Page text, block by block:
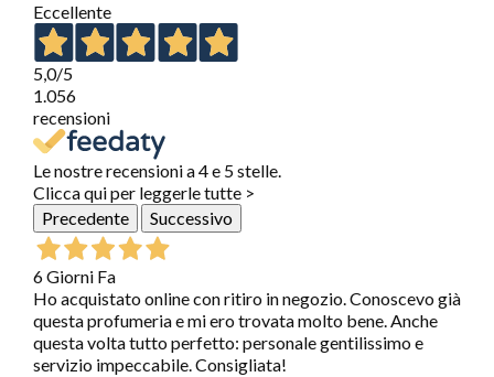
Eccellente
5,0/5
1.056
recensioni
Le nostre recensioni a 4 e 5 stelle.
Clicca qui per leggerle tutte >
Precedente
Successivo
6 Giorni Fa
Ho acquistato online con ritiro in negozio. Conoscevo già
questa profumeria e mi ero trovata molto bene. Anche
questa volta tutto perfetto: personale gentilissimo e
servizio impeccabile. Consigliata!